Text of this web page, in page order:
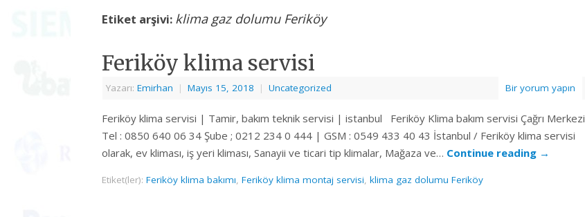
Etiket arşivi: klima gaz dolumu Feriköy
Feriköy klima servisi
Yazarı: Emirhan | Mayıs 15, 2018 | Uncategorized Bir yorum yapın
Feriköy klima servisi | Tamir, bakım teknik servisi | istanbul Feriköy Klima bakım servisi Çağrı Merkezi
Tel : 0850 640 06 34 Şube ; 0212 234 0 444 | GSM : 0549 433 40 43 İstanbul / Feriköy klima servisi
olarak, ev kliması, iş yeri kliması, Sanayii ve ticari tip klimalar, Mağaza ve… Continue reading →
Etiket(ler): Feriköy klima bakımı, Feriköy klima montaj servisi, klima gaz dolumu Feriköy